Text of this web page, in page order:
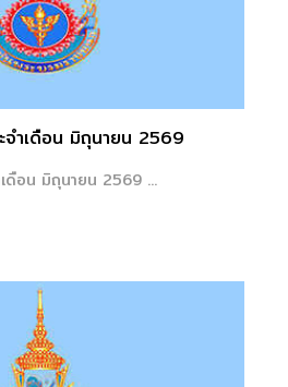
จำเดือน มิถุนายน 2569
ดือน มิถุนายน 2569 ...